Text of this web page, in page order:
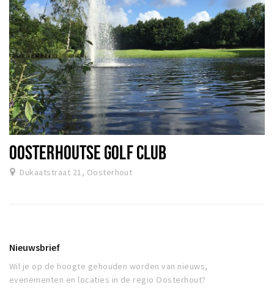
OOSTERHOUTSE GOLF CLUB
Dukaatstraat 21, Oosterhout
Nieuwsbrief
Wil je op de hoogte gehouden worden van nieuws,
evenementen en locaties in de regio Oosterhout?